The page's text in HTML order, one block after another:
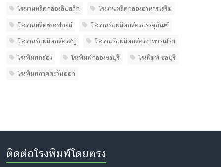
โรงงานผลิตกล่องลิปสติก โรงงานผลิตกล่องอาหารเสริม
โรงงานผลิตซองฟอยล์ โรงงานรับผลิตกล่องบรรจุภัณฑ์
โรงงานรับผลิตกล่องสบู่ โรงงานรับผลิตกล่องอาหารเสริม
โรงพิมพ์กล่อง โรงพิมพ์กล่องชลบุรี โรงพิมพ์ ชลบุรี
โรงพิมพ์ภาคตะวันออก
ติดต่อโรงพิมพ์โดยตรง